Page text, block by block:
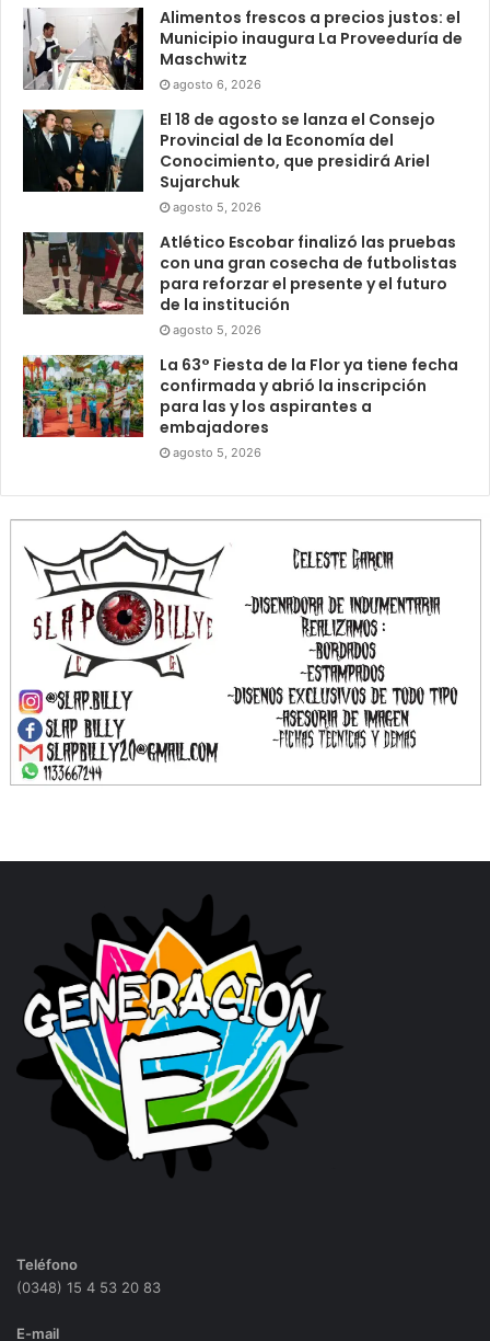
Alimentos frescos a precios justos: el
Municipio inaugura La Proveeduría de
Maschwitz
agosto 6, 2026
El 18 de agosto se lanza el Consejo
Provincial de la Economía del
Conocimiento, que presidirá Ariel
Sujarchuk
agosto 5, 2026
Atlético Escobar finalizó las pruebas
con una gran cosecha de futbolistas
para reforzar el presente y el futuro
de la institución
agosto 5, 2026
La 63° Fiesta de la Flor ya tiene fecha
confirmada y abrió la inscripción
para las y los aspirantes a
embajadores
agosto 5, 2026
Teléfono
(0348) 15 4 53 20 83
E-mail